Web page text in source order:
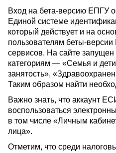
Вход на бета-версию ЕПГУ
Единой системе
который действует и на
пользователям беты-
сервисов. На сайте запущен
категориям — «Семья и
занятость»,
Таким образом найти
Важно знать, что аккаунт
воспользоваться
в том числе «Личным
лица».
Отметим, что среди